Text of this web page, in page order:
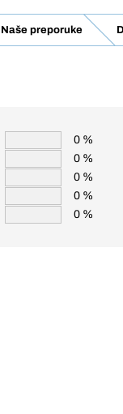
Naše preporuke
0 %
0 %
0 %
0 %
0 %